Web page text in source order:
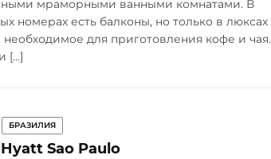
мраморными ванными комнатами. В
номерах есть балконы, но только в люксах
необходимое для приготовления кофе и чая.
[…]
БРАЗИЛИЯ
Sao Paulo